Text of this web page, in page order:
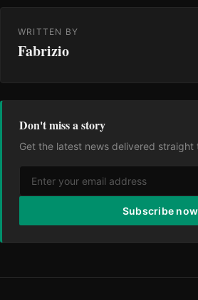
WRITTEN BY
Fabrizio
Don't miss a story
Get the latest news delivered straight
Subscribe now